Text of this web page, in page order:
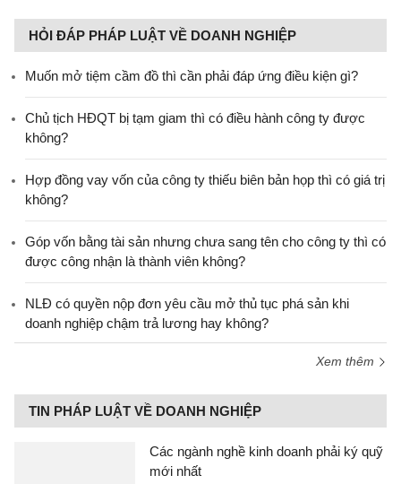
HỎI ĐÁP PHÁP LUẬT VỀ DOANH NGHIỆP
Muốn mở tiệm cầm đồ thì cần phải đáp ứng điều kiện gì?
Chủ tịch HĐQT bị tạm giam thì có điều hành công ty được
không?
Hợp đồng vay vốn của công ty thiếu biên bản họp thì có giá trị
không?
Góp vốn bằng tài sản nhưng chưa sang tên cho công ty thì có
được công nhận là thành viên không?
NLĐ có quyền nộp đơn yêu cầu mở thủ tục phá sản khi
doanh nghiệp chậm trả lương hay không?
Xem thêm
TIN PHÁP LUẬT VỀ DOANH NGHIỆP
Các ngành nghề kinh doanh phải ký quỹ
mới nhất